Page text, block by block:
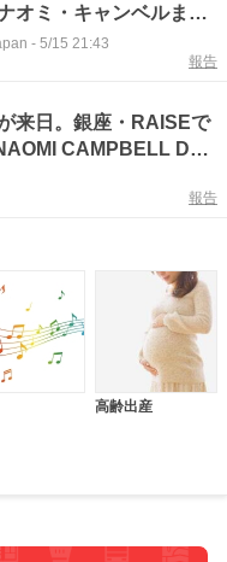
オミ・キャンベルま
- 5/15 21:43
報告
来日。銀座・RAISEで
CAMPBELL DJ
報告
高齢出産